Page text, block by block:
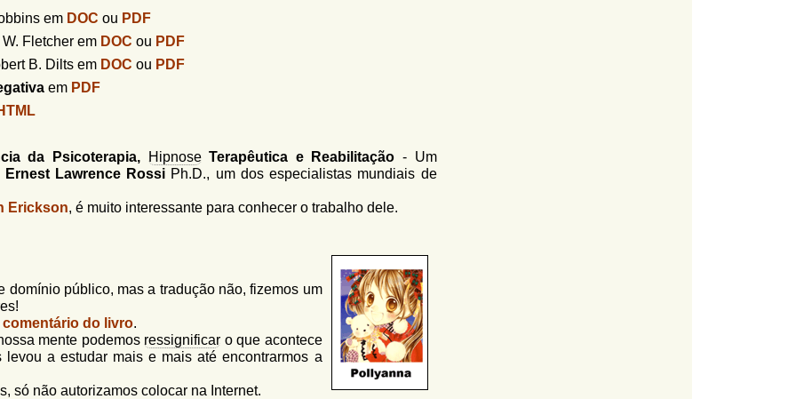
em DOC ou PDF
Fletcher em DOC ou PDF
B. Dilts em DOC ou PDF
em PDF
da Psicoterapia, HipnoseTerapêutica e Reabilitação - Um
Ernest Lawrence Rossi Ph.D., um dos especialistas mundiais de
Erickson, é muito interessante para conhecer o trabalho dele.
público, mas a tradução não, fizemos um
comentário do livro.
mente podemos ressignificar o que acontece
a estudar mais e mais até encontrarmos a
só não autorizamos colocar na Internet.